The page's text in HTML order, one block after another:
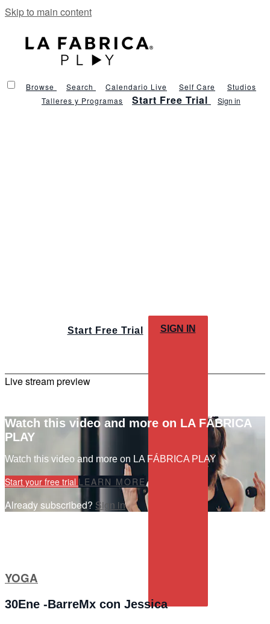
Skip to main content
Browse Search Calendario Live Self Care
Studios
Talleres y Programas
Start Free Trial Sign in
Start Free Trial SIGN IN
Live stream preview
Watch this video and more on LA FÁBRICA
PLAY
Watch this video and more on LA FÁBRICA PLAY
Start your free trial LEARN MORE
Already subscribed? Sign in
YOGA
30Ene -BarreMx con Jessica